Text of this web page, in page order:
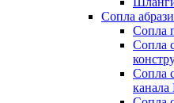
Сопла
Сопла
Сопла
Сопла